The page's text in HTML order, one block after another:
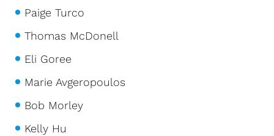
Paige Turco
Thomas McDonell
Eli Goree
Marie Avgeropoulos
Bob Morley
Kelly Hu